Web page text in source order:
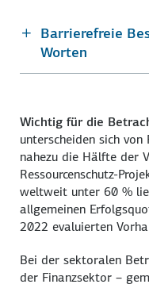
Barrierefreie
Worten
Wichtig für die
unterscheiden sich
nahezu die Hälfte der
Ressourcenschutz-
weltweit unter 60 %
allgemeinen
2022 evaluierten
Bei der sektoralen
der Finanzsektor –